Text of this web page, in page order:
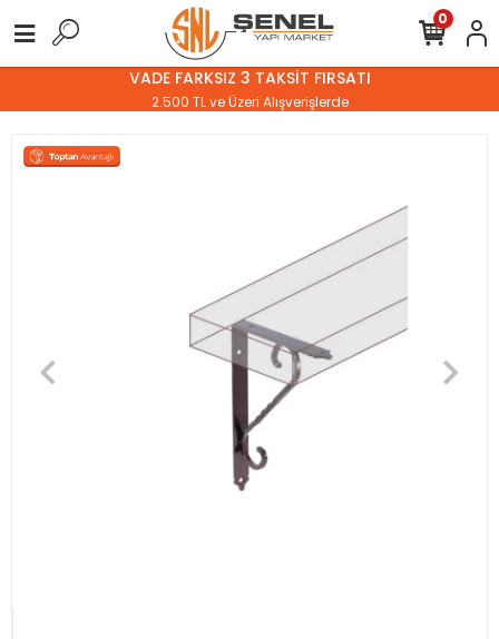
VADE FARKSIZ 3 TAKSİT FIRSATI
2.500 TL ve Üzeri Alışverişlerde
0